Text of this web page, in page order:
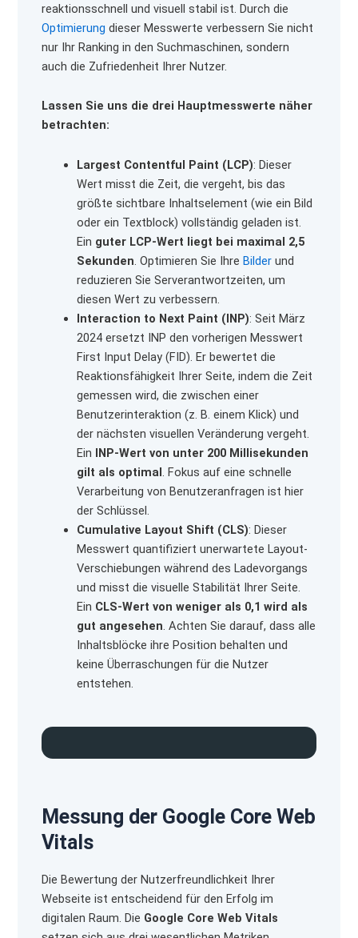
reaktionsschnell und visuell stabil ist. Durch die
Optimierung dieser Messwerte verbessern Sie nicht
nur Ihr Ranking in den Suchmaschinen, sondern
auch die Zufriedenheit Ihrer Nutzer.
Lassen Sie uns die drei Hauptmesswerte näher
betrachten:
Largest Contentful Paint (LCP): Dieser
Wert misst die Zeit, die vergeht, bis das
größte sichtbare Inhaltselement (wie ein Bild
oder ein Textblock) vollständig geladen ist.
Ein guter LCP-Wert liegt bei maximal 2,5
Sekunden. Optimieren Sie IhreBilder und
reduzieren Sie Serverantwortzeiten, um
diesen Wert zu verbessern.
Interaction to Next Paint (INP): Seit März
2024 ersetzt INP den vorherigen Messwert
First Input Delay (FID). Er bewertet die
Reaktionsfähigkeit Ihrer Seite, indem die Zeit
gemessen wird, die zwischen einer
Benutzerinteraktion (z. B. einem Klick) und
der nächsten visuellen Veränderung vergeht.
Ein INP-Wert von unter 200 Millisekunden
gilt als optimal. Fokus auf eine schnelle
Verarbeitung von Benutzeranfragen ist hier
der Schlüssel.
Cumulative Layout Shift (CLS): Dieser
Messwert quantifiziert unerwartete Layout-
Verschiebungen während des Ladevorgangs
und misst die visuelle Stabilität Ihrer Seite.
Ein CLS-Wert von weniger als 0,1 wird als
gut angesehen. Achten Sie darauf, dass alle
Inhaltsblöcke ihre Position behalten und
keine Überraschungen für die Nutzer
entstehen.
Messung der Google Core Web
Vitals
Die Bewertung der Nutzerfreundlichkeit Ihrer
Webseite ist entscheidend für den Erfolg im
digitalen Raum. Die Google Core Web Vitals